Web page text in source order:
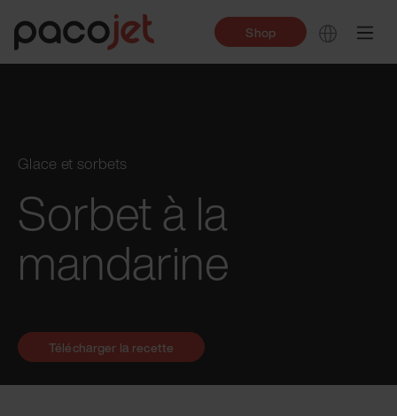
Shop
Glace et sorbets
Sorbet à la
mandarine
Télécharger la recette